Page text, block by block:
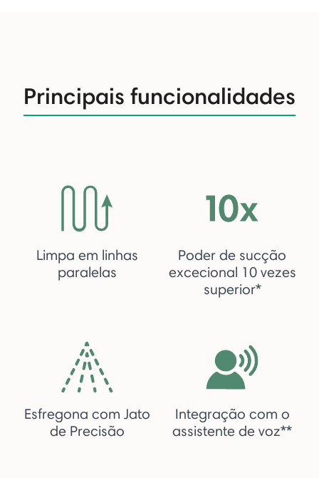
Principais funcionalidades
Limpa em linhas
paralelas
Poder de sucção
excecional 10 vezes
superior*
Esfregona com Jato
de Precisão
Integração com o
assistente de voz**